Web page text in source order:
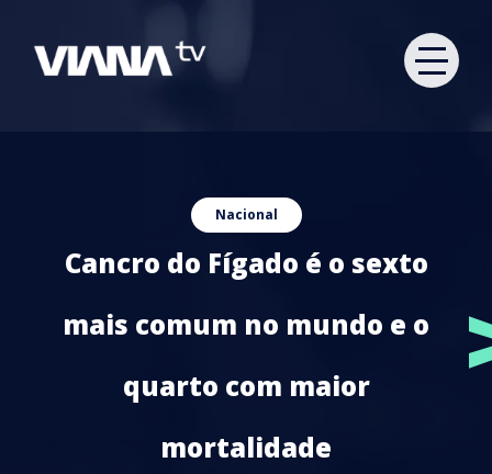
Nacional
Cancro do Fígado é o sexto
mais comum no mundo e o
quarto com maior
mortalidade